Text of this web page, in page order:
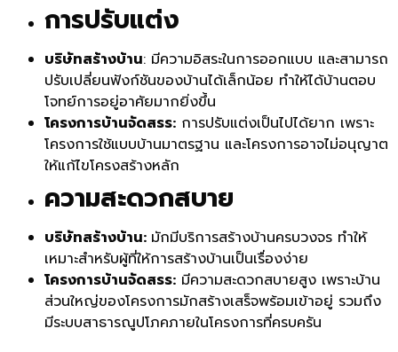
การปรับแต่ง
บริษัทสร้างบ้าน: มีความอิสระในการออกแบบ และสามารถ
ปรับเปลี่ยนฟังก์ชันของบ้านได้เล็กน้อย ทำให้ได้บ้านตอบ
โจทย์การอยู่อาศัยมากยิ่งขึ้น
โครงการบ้านจัดสรร: การปรับแต่งเป็นไปได้ยาก เพราะ
โครงการใช้แบบบ้านมาตรฐาน และโครงการอาจไม่อนุญาต
ให้แก้ไขโครงสร้างหลัก
ความสะดวกสบาย
บริษัทสร้างบ้าน: มักมีบริการสร้างบ้านครบวงจร ทำให้
เหมาะสำหรับผู้ที่ให้การสร้างบ้านเป็นเรื่องง่าย
โครงการบ้านจัดสรร: มีความสะดวกสบายสูง เพราะบ้าน
ส่วนใหญ่ของโครงการมักสร้างเสร็จพร้อมเข้าอยู่ รวมถึง
มีระบบสาธารณูปโภคภายในโครงการที่ครบครัน